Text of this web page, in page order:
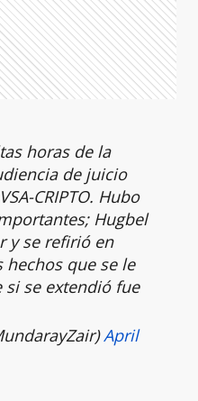
horas de la
de juicio
CRIPTO. Hubo
Hugbel
y se refirió en
que se le
si se extendió fue
April